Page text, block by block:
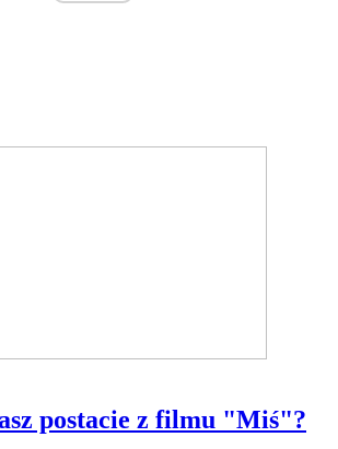
postacie z filmu "Miś"?